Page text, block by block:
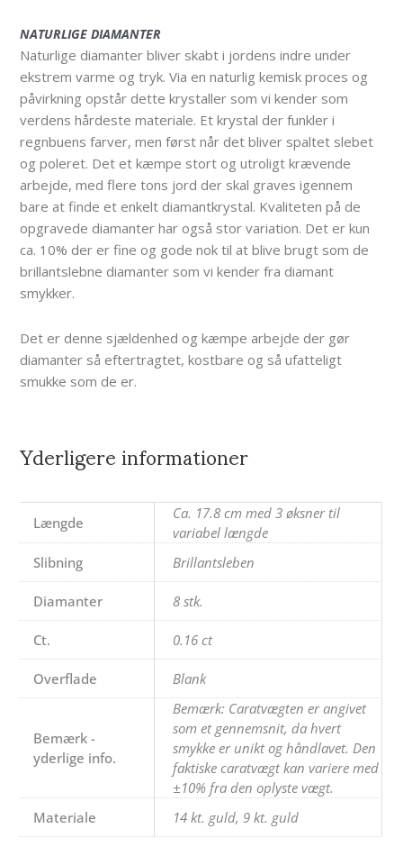
NATURLIGE DIAMANTER
Naturlige diamanter bliver skabt i jordens indre under
ekstrem varme og tryk. Via en naturlig kemisk proces og
påvirkning opstår dette krystaller som vi kender som
verdens hårdeste materiale. Et krystal der funkler i
regnbuens farver, men først når det bliver spaltet slebet
og poleret. Det et kæmpe stort og utroligt krævende
arbejde, med flere tons jord der skal graves igennem
bare at finde et enkelt diamantkrystal. Kvaliteten på de
opgravede diamanter har også stor variation. Det er kun
ca. 10% der er fine og gode nok til at blive brugt som de
brillantslebne diamanter som vi kender fra diamant
smykker.
Det er denne sjældenhed og kæmpe arbejde der gør
diamanter så eftertragtet, kostbare og så ufatteligt
smukke som de er.
Yderligere informationer
Længde
Ca. 17.8 cm med 3 øksner til
variabel længde
Slibning
Brillantsleben
Diamanter 8 stk.
Ct. 0.16 ct
Overflade Blank
Bemærk -
yderlige info.
Bemærk: Caratvægten er angivet
som et gennemsnit, da hvert
smykke er unikt og håndlavet. Den
faktiske caratvægt kan variere med
±10% fra den oplyste vægt.
Materiale
14 kt. guld, 9 kt. guld